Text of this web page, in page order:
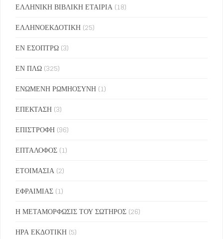
ΕΛΛΗΝΙΚΗ ΒΙΒΛΙΚΗ ΕΤΑΙΡΙΑ (18)
ΕΛΛΗΝΟΕΚΔΟΤΙΚΗ (25)
ΕΝ ΕΣΟΠΤΡΩ (3)
ΕΝ ΠΛΩ (325)
ΕΝΩΜΕΝΗ ΡΩΜΗΟΣΥΝΗ (1)
ΕΠΕΚΤΑΣΗ (3)
ΕΠΙΣΤΡΟΦΗ (96)
ΕΠΤΑΛΟΦΟΣ (1)
ΕΤΟΙΜΑΣΙΑ (2)
ΕΦΡΑΙΜΙΑΣ (1)
Η ΜΕΤΑΜΟΡΦΩΣΙΣ ΤΟΥ ΣΩΤΗΡΟΣ (26)
ΗΡΑ ΕΚΔΟΤΙΚΗ (5)